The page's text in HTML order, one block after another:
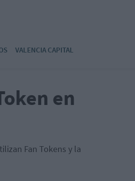
VALENCIA CAPITAL
en
Fan Tokens y la